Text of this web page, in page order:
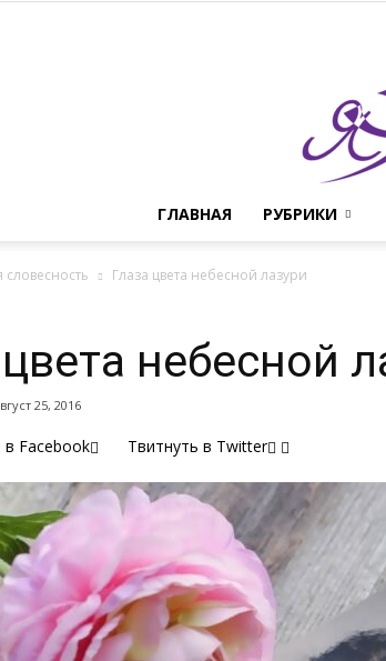
ГЛАВНАЯ РУБРИКИ
Глаза цвета небесной лазури
небесной
25, 2016
в Facebook Твитнуть в Twitter